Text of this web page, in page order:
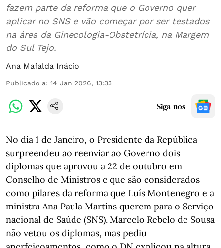
fazem parte da reforma que o Governo quer
aplicar no SNS e vão começar por ser testados
na área da Ginecologia-Obstetrícia, na Margem
do Sul Tejo.
Ana Mafalda Inácio
Publicado a: 14 Jan 2026, 13:33
Siga-nos
No dia 1 de Janeiro, o Presidente da República
surpreendeu ao reenviar ao Governo dois
diplomas que aprovou a 22 de outubro em
Conselho de Ministros e que são considerados
como pilares da reforma que Luís Montenegro e a
ministra Ana Paula Martins querem para o Serviço
nacional de Saúde (SNS). Marcelo Rebelo de Sousa
não vetou os diplomas, mas pediu